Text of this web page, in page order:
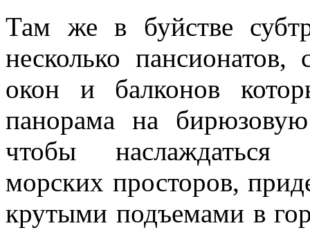
Там же в буйстве
несколько
окон и балконов
панорама на
чтобы наслаждаться
морских просторов,
крутыми подъемами в